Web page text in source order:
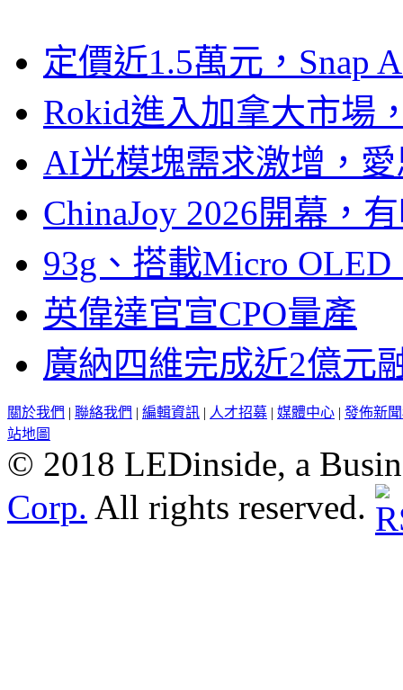
定價近1.5萬元，Snap
Rokid進入加拿大市場
AI光模塊需求激增，
ChinaJoy 2026開幕，
93g、搭載Micro
英偉達官宣CPO量產
廣納四維完成近2億元
關於我們 | 聯絡我們 | 編輯資訊 | 人才招募 | 媒體中心 | 發佈新
站地圖
© 2018 LEDinside, a
Corp. All rights reserved.